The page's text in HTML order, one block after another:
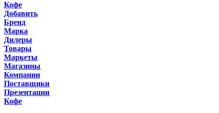
Кофе
Добавить
Бренд
Марка
Дилеры
Товары
Маркеты
Магазины
Компании
Поставщики
Презентации
Кофе